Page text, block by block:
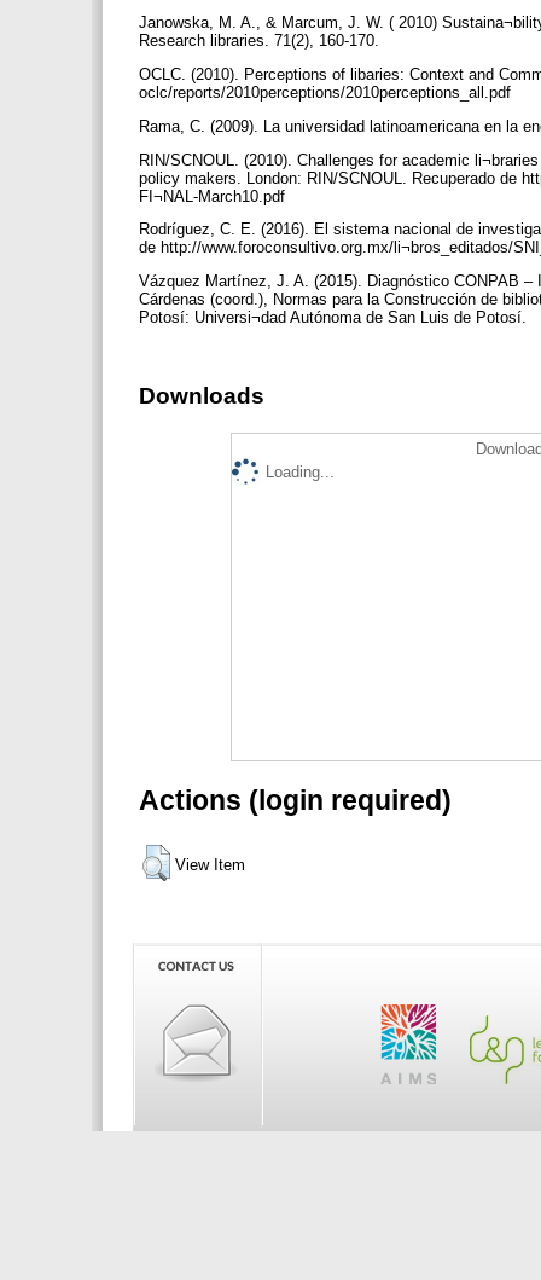
Janowska, M. A., & Marcum, J. W. ( 2010)
Research libraries. 71(2), 160-170.
OCLC. (2010). Perceptions of libaries: Context and
oclc/reports/2010perceptions/2010perceptions_all.pdf
Rama, C. (2009). La universidad latinoamericana en la
RIN/SCNOUL. (2010). Challenges for academic
policy makers. London: RIN/SCNOUL. Recuperado de
FI¬NAL-March10.pdf
Rodríguez, C. E. (2016). El sistema nacional de
de http://www.foroconsultivo.org.mx/li¬bros_editados/
Vázquez Martínez, J. A. (2015). Diagnóstico CONPAB
Cárdenas (coord.), Normas para la Construcción de
Potosí: Universi¬dad Autónoma de San Luis de Potosí.
Downloads
Loading...
Actions (login required)
View Item